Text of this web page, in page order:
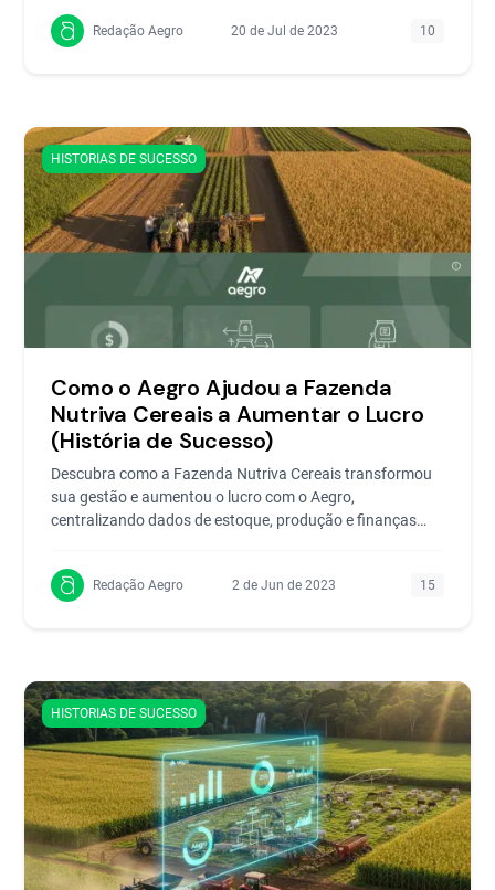
Redação Aegro 20 de Jul de 2023 10
HISTORIAS DE SUCESSO
Como o Aegro Ajudou a Fazenda
Nutriva Cereais a Aumentar o Lucro
(História de Sucesso)
Descubra como a Fazenda Nutriva Cereais transformou
sua gestão e aumentou o lucro com o Aegro,
centralizando dados de estoque, produção e finanças
Redação Aegro 2 de Jun de 2023 15
HISTORIAS DE SUCESSO